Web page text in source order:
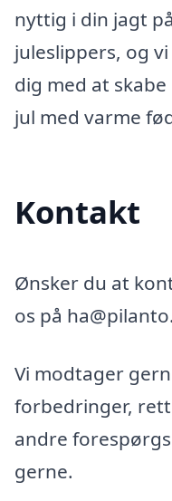
nyttig i din jagt
juleslippers, og
dig med at
jul med varme
Kontakt
Ønsker du at
os på
Vi modtager
forbedringer,
andre
gerne.